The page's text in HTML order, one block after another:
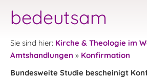
bedeutsam
Sie sind hier: Kirche & Theologie im
Amtshandlungen » Konfirmation
Bundesweite Studie bescheinigt